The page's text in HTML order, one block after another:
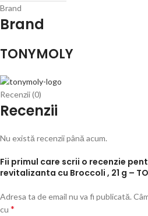
Brand
Brand
TONYMOLY
Recenzii (0)
Recenzii
Nu există recenzii până acum.
Fii primul care scrii o recenzie
revitalizanta cu Broccoli , 21 g –
Adresa ta de email nu va fi publicată.
cu *